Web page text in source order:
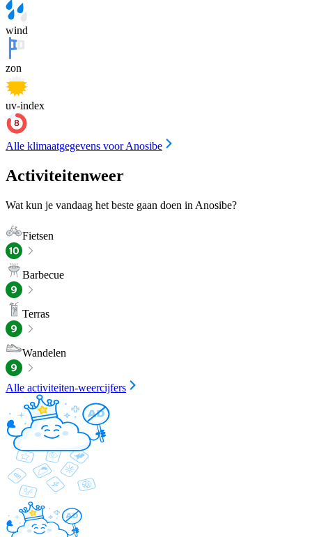
wind
zon
uv-index
Alle klimaatgegevens voor Anosibe
Activiteitenweer
Wat kun je vandaag het beste gaan doen in Anosibe?
Fietsen
Barbecue
Terras
Wandelen
Alle activiteiten-weercijfers